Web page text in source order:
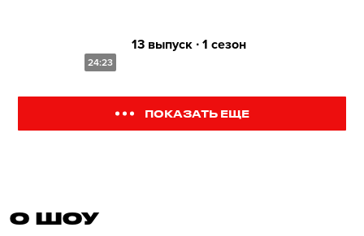
24:23
13 выпуск ∙ 1 сезон
ПОКАЗАТЬ ЕЩЕ
О ШОУ